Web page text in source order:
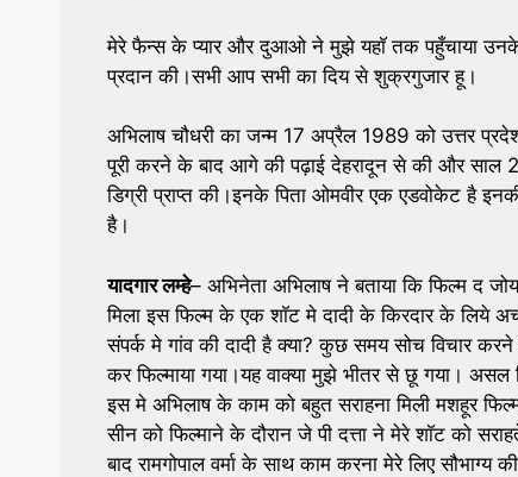
मेरे फैन्स के प्यार और दुआओ ने मुझे यहाॅ तक पहुँचाया उनके
प्रदान की।सभी आप सभी का दिय से शुक्रगुजार हू।
अभिलाष चौधरी का जन्म 17 अप्रैल 1989 को उत्तर
पूरी करने के बाद आगे की पढ़ाई देहरादून से की और साल
डिग्री प्राप्त की।इनके पिता ओमवीर एक एडवोकेट है
है।
यादगार लम्हे– अभिनेता अभिलाष ने बताया कि फिल्म द
मिला इस फिल्म के एक शाॅट मे दादी के किरदार के लिये
संपर्क मे गांव की दादी है क्या? कुछ समय सोच विचार
कर फिल्माया गया।यह वाक्या मुझे भीतर से छू गया। असल
इस मे अभिलाष के काम को बहुत सराहना मिली मशहूर
सीन को फिल्माने के दौरान जे पी दत्ता ने मेरे शाॅट को
बाद रामगोपाल वर्मा के साथ काम करना मेरे लिए सौभाग्य